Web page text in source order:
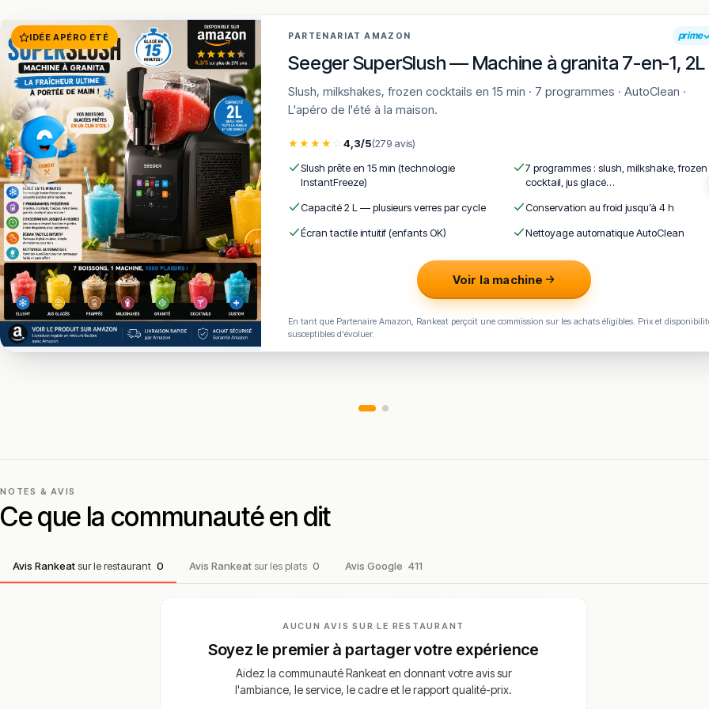
IDÉE APÉRO ÉTÉ PARTENARIAT AMAZON prime
Seeger SuperSlush — Machine à granita 7-en-1, 2L
Slush, milkshakes, frozen cocktails en 15 min · 7 programmes · AutoClean ·
L'apéro de l'été à la maison.
★★★★ ☆4,3/5(279 avis)
Slush prête en 15 min (technologie
InstantFreeze)
7 programmes : slush, milkshake, frozen
cocktail, jus glacé…
Capacité 2 L — plusieurs verres par cycle
Conservation au froid jusqu’à 4 h
Écran tactile intuitif (enfants OK)
Nettoyage automatique AutoClean
Voir la machine
En tant que Partenaire Amazon, Rankeat perçoit une commission sur les achats éligibles. Prix et
susceptibles d'évoluer.
NOTES & AVIS
Ce que la communauté en dit
Avis Rankeatsur le restaurant 0 Avis Rankeat sur les plats 0 Avis Google 411
AUCUN AVIS SUR LE RESTAURANT
Soyez le premier à partager votre expérience
Aidez la communauté Rankeat en donnant votre avis sur
l'ambiance, le service, le cadre et le rapport qualité-prix.